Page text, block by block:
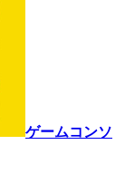
ゲームコンソ